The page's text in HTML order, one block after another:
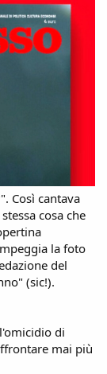
Così cantava
cosa che
la foto
del
(sic!).
di
mai più